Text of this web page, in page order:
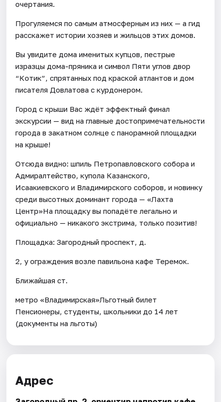
очертания.
Прогуляемся по самым атмосферным из них — а гид
расскажет истории хозяев и жильцов этих домов.
Вы увидите дома именитых купцов, пестрые
изразцы дома-пряника и символ Пяти углов двор
“Котик”, спрятанных под краской атлантов и дом
писателя Довлатова с курдонером.
Город с крыши Вас ждёт эффектный финал
экскурсии — вид на главные достопримечательности
города в закатном солнце с панорамной площадки
на крыше!
Отсюда видно: шпиль Петропавловского собора и
Адмиралтейство, купола Казанского,
Исаакиевского и Владимирского соборов, и новинку
среди высотных доминант города — «Лахта
Центр»На площадку вы попадёте легально и
официально — никакого экстрима, только позитив!
Площадка: Загородный проспект, д.
2, у ограждения возле павильона кафе Теремок.
Ближайшая ст.
метро «Владимирская»Льготный билет
Пенсионеры, студенты, школьники до 14 лет
(документы на льготы)
Адрес